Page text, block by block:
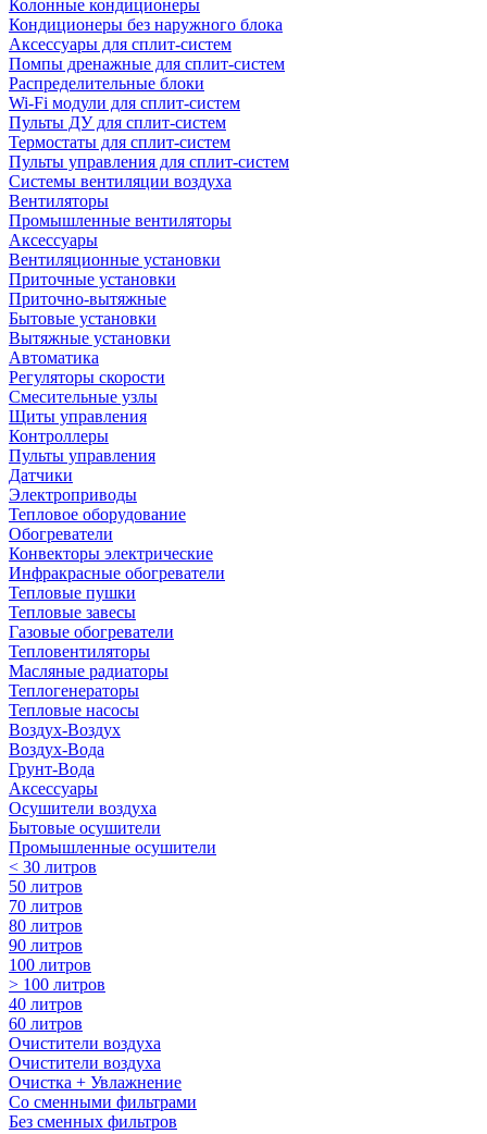
Колонные кондиционеры
Кондиционеры без наружного блока
Аксессуары для сплит-систем
Помпы дренажные для сплит-систем
Распределительные блоки
Wi-Fi модули для сплит-систем
Пульты ДУ для сплит-систем
Термостаты для сплит-систем
Пульты управления для сплит-систем
Системы вентиляции воздуха
Вентиляторы
Промышленные вентиляторы
Аксессуары
Вентиляционные установки
Приточные установки
Приточно-вытяжные
Бытовые установки
Вытяжные установки
Автоматика
Регуляторы скорости
Смесительные узлы
Щиты управления
Контроллеры
Пульты управления
Датчики
Электроприводы
Тепловое оборудование
Обогреватели
Конвекторы электрические
Инфракрасные обогреватели
Тепловые пушки
Тепловые завесы
Газовые обогреватели
Тепловентиляторы
Масляные радиаторы
Теплогенераторы
Тепловые насосы
Воздух-Воздух
Воздух-Вода
Грунт-Вода
Аксессуары
Осушители воздуха
Бытовые осушители
Промышленные осушители
< 30 литров
50 литров
70 литров
80 литров
90 литров
100 литров
> 100 литров
40 литров
60 литров
Очистители воздуха
Очистители воздуха
Очистка + Увлажнение
Cо сменными фильтрами
Без сменных фильтров